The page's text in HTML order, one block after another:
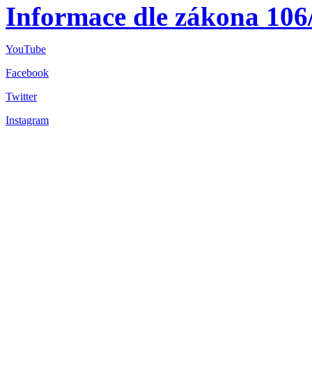
Informace dle zákona
YouTube
Facebook
Twitter
Instagram